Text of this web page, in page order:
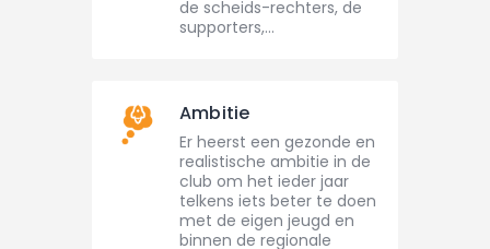
de scheids-rechters, de
supporters,...
Ambitie
Er heerst een gezonde en
realistische ambitie in de
club om het ieder jaar
telkens iets beter te doen
met de eigen jeugd en
binnen de regionale